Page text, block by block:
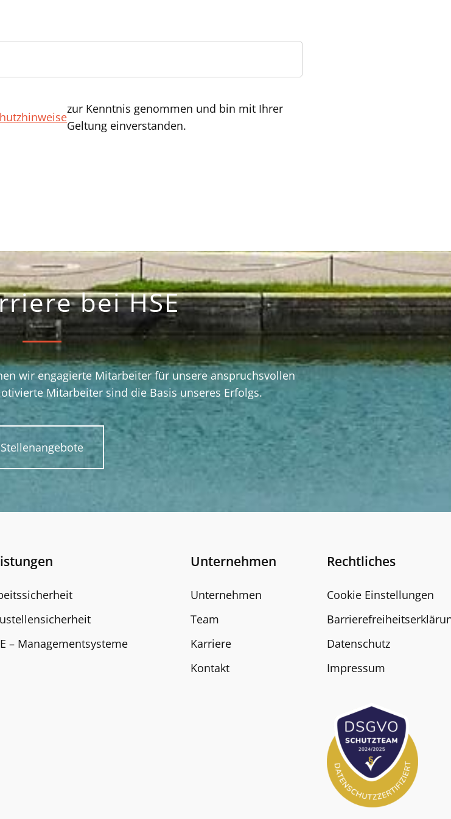
zur Kenntnis genommen und bin mit Ihrer
Geltung einverstanden.
bei HSE
wir engagierte Mitarbeiter für unsere anspruchsvollen
Mitarbeiter sind die Basis unseres Erfolgs.
Stellenangebote
– Managementsysteme
Unternehmen
Unternehmen
Team
Karriere
Kontakt
Rechtliches
Cookie Einstellungen
Datenschutz
Impressum